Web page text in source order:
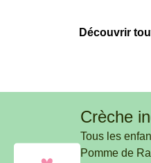
Découvrir
Crèche
Tous les
Pomme de